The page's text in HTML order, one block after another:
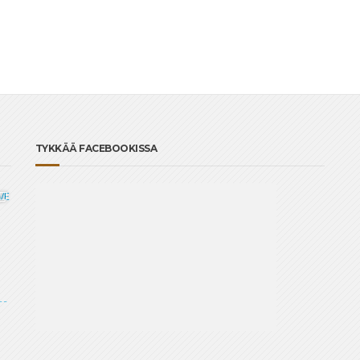
TYKKÄÄ FACEBOOKISSA